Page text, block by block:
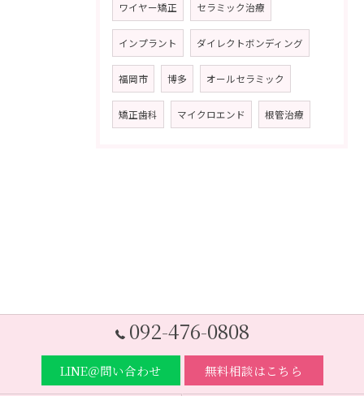
ワイヤー矯正 セラミック治療
インプラント ダイレクトボンディング
福岡市 博多 オールセラミック
矯正歯科 マイクロエンド 根管治療
092-476-0808
LINE＠問い合わせ 無料相談はこちら